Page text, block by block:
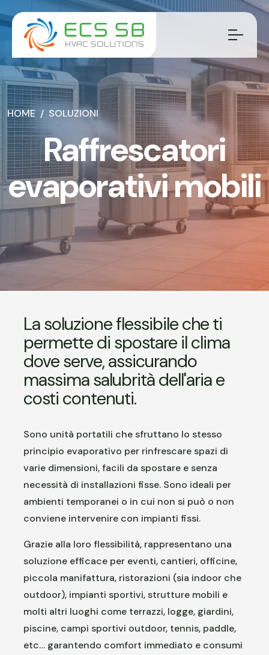
HOME SOLUZIONI
Raffrescatori
evaporativi mobili
La soluzione flessibile che ti
permette di spostare il clima
dove serve, assicurando
massima salubrità dell'aria e
costi contenuti.
Sono unità portatili che sfruttano lo stesso
principio evaporativo per rinfrescare spazi di
varie dimensioni, facili da spostare e senza
necessità di installazioni fisse. Sono ideali per
ambienti temporanei o in cui non si può o non
conviene intervenire con impianti fissi.
Grazie alla loro flessibilità, rappresentano una
soluzione efficace per eventi, cantieri, officine,
piccola manifattura, ristorazioni (sia indoor che
outdoor), impianti sportivi, strutture mobili e
molti altri luoghi come terrazzi, logge, giardini,
piscine, campi sportivi outdoor, tennis, paddle,
etc… garantendo comfort immediato e consumi